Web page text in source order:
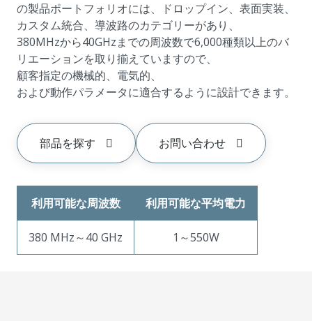
の製品ポートフォリオには、ドロップイン、表面実装、
カスタム統合、導波路のカテゴリーがあり、
380MHzから40GHzまでの周波数で6,000種類以上のバ
リエーションを取り揃えていますので、
顧客指定の機械的、電気的、
および動作パラメータに適合するように設計できます。
部品を探す お問い合わせ
利用可能な周波数 利用可能な平均電力
380 MHz～40 GHz 1～550W